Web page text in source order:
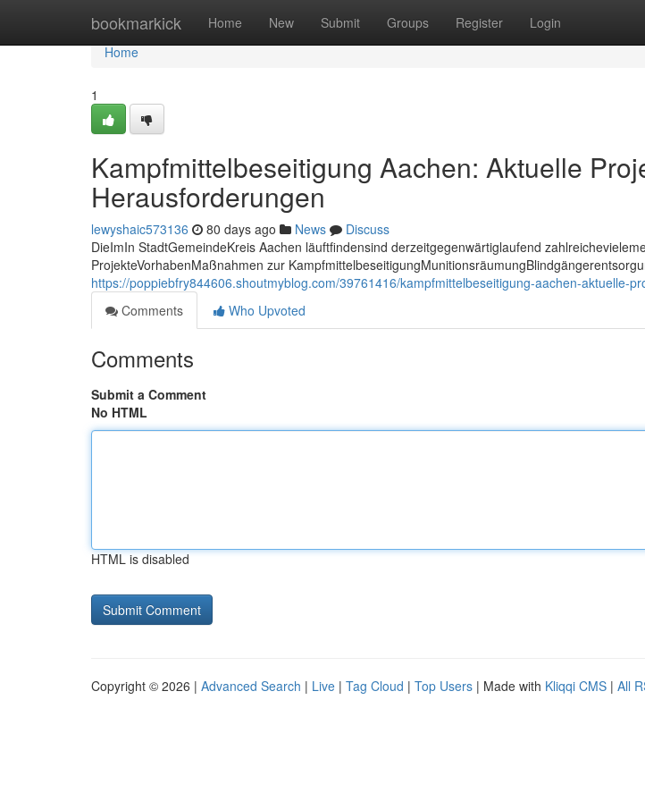
bookmarkick Home New Submit Groups Register Login
Home
Home
1
Kampfmittelbeseitigung Aachen: Aktuelle
Herausforderungen
lewyshaic573136 80 days ago News
Discuss
DieImIn StadtGemeindeKreis Aachen läuftfindensind derzeitgegenwärtiglaufend
ProjekteVorhabenMaßnahmen zur
https://poppiebfry844606.shoutmyblog.com/39761416/kampfmittelbeseitigung-aachen-aktuelle-
Comments
Who Upvoted
Comments
Submit a Comment
No HTML
HTML is disabled
Copyright © 2026 | Advanced Search | Live | Tag Cloud | Top Users | Made with Kliqqi CMS | All